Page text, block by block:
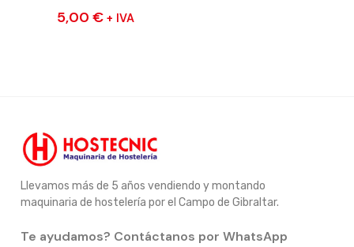
5,00 € + IVA
Llevamos más de 5 años vendiendo y montando
maquinaria de hostelería por el Campo de Gibraltar.
Te ayudamos? Contáctanos por WhatsApp